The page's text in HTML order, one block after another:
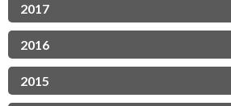
2017
2016
2015